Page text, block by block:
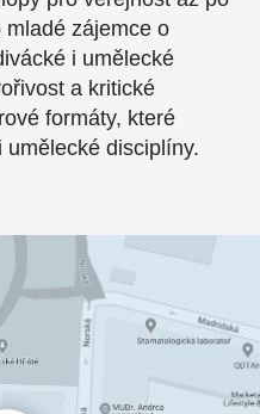
zájemce o
i umělecké
a kritické
formáty, které
disciplíny.